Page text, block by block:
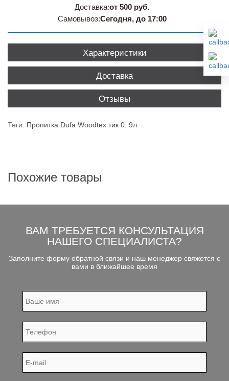
Доставка:от 500 руб.
Самовывоз:Сегодня, до 17:00
Характеристики
Доставка
Отзывы
Теги: Пропитка Dufa Woodtex тик 0, 9л
Похожие товары
ВАМ ТРЕБУЕТСЯ КОНСУЛЬТАЦИЯ
НАШЕГО СПЕЦИАЛИСТА?
Заполните форму обратной связи и наш менеджер свяжется с
вами в ближайшее время